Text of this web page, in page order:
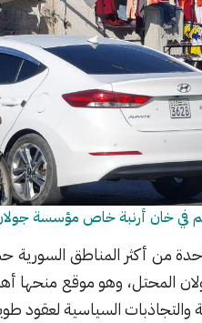
في خان أرنبة خاص مؤسسة
من أكثر المناطق السورية
المحتل، وهو موقع منحها
والتجاذبات السياسية لعقود